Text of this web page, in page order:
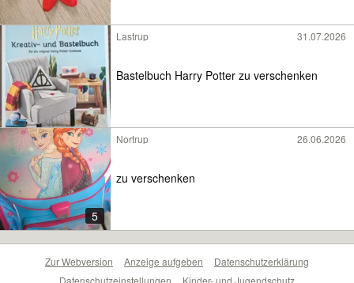
Lastrup 31.07.2026
Bastelbuch Harry Potter zu verschenken
5
Nortrup 26.06.2026
zu verschenken
Zur Webversion Anzeige aufgeben
Datenschutzerklärung
Datenschutzeinstellungen
Kinder- und Jugendschutz